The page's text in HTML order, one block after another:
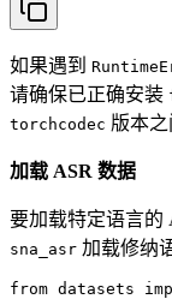
如果遇到
请确保已正确安装
torchcodec 版本之
加载 ASR 数据
要加载特定语言的
sna_asr 加载修纳
from datasets